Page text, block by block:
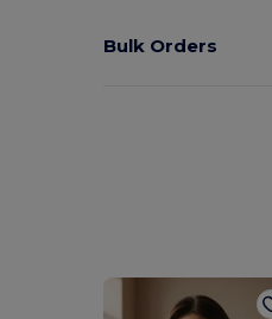
Bulk Orders